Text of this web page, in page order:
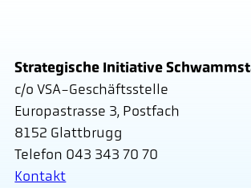
Strategische Initiative
c/o VSA-Geschäftsstelle
Europastrasse 3, Postfach
8152 Glattbrugg
Telefon 043 343 70 70
Kontakt